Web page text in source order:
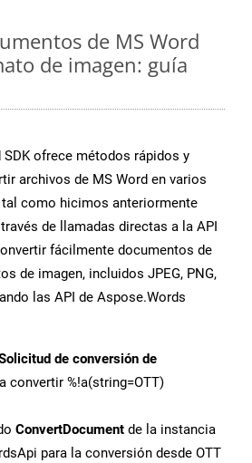
de MS Word
de imagen: guía
ofrece métodos rápidos y
archivos de MS Word en varios
como hicimos anteriormente
de llamadas directas a la API
fácilmente documentos de
de imagen, incluidos JPEG, PNG,
las API de Aspose.Words
de conversión de
convertir %!a(string=OTT)
ConvertDocument de la instancia
para la conversión desde OTT